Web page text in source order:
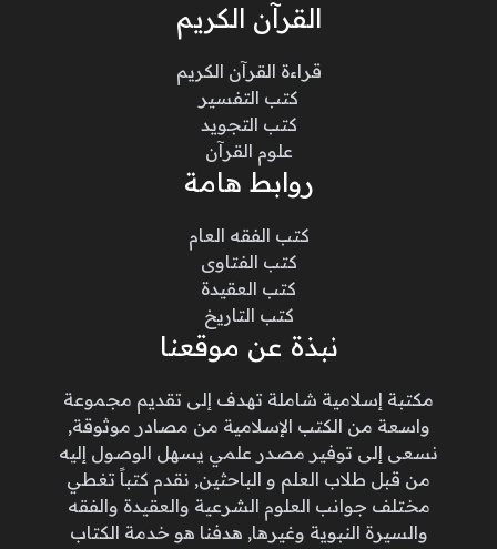
القرآن الكريم
قراءة القرآن الكريم
كتب التفسير
كتب التجويد
علوم القرآن
روابط هامة
كتب الفقه العام
كتب الفتاوى
كتب العقيدة
كتب التاريخ
نبذة عن موقعنا
مكتبة إسلامية شاملة تهدف إلى تقديم مجموعة
واسعة من الكتب الإسلامية من مصادر موثوقة,
نسعى إلى توفير مصدر علمي يسهل الوصول إليه
من قبل طلاب العلم و الباحثين, نقدم كتباً تغطي
مختلف جوانب العلوم الشرعية والعقيدة والفقه
والسيرة النبوية وغيرها, هدفنا هو خدمة الكتاب